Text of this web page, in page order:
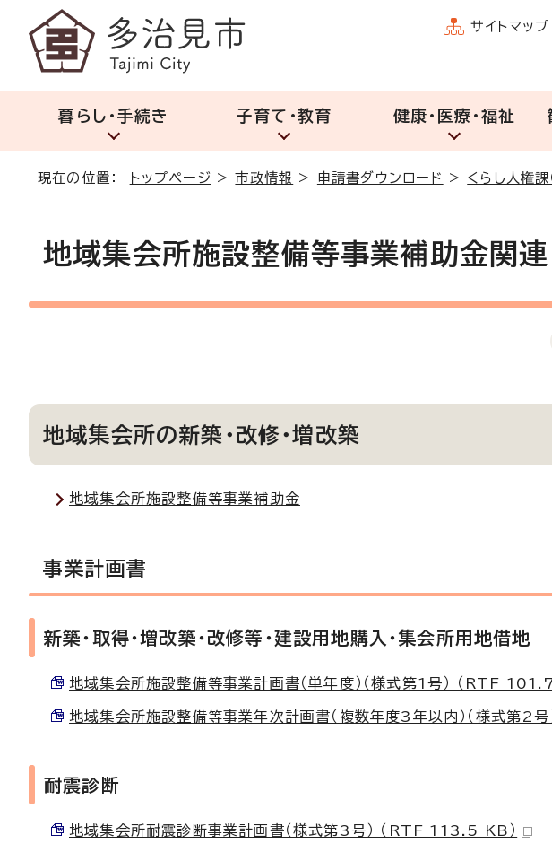
サイトマップ
暮らし・手続き 子育て・教育 健康・医療・福祉
現在の位置： トップページ >市政情報 > 申請書ダウンロード > くらし人権課
地域集会所施設整備等事業補助金関連
地域集会所の新築・改修・増改築
地域集会所施設整備等事業補助金
事業計画書
新築・取得・増改築・改修等・建設用地購入・集会所用地借地
地域集会所施設整備等事業計画書（単年度）（様式第1号） （RTF
地域集会所施設整備等事業年次計画書（複数年度3年以内）（様式第2
耐震診断
地域集会所耐震診断事業計画書（様式第3号） （RTF 113.5 KB）